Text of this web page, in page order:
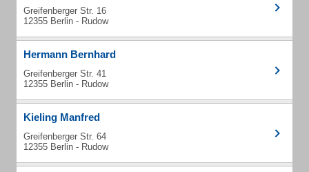
Greifenberger Str. 16
12355 Berlin - Rudow
Hermann Bernhard
Greifenberger Str. 41
12355 Berlin - Rudow
Kieling Manfred
Greifenberger Str. 64
12355 Berlin - Rudow